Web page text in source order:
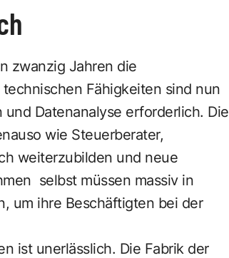
zwanzig Jahren die
Fähigkeiten sind nun
Datenanalyse erforderlich. Die
wie Steuerberater,
weiterzubilden und neue
selbst müssen massiv in
um ihre Beschäftigten bei der
ist unerlässlich. Die Fabrik der